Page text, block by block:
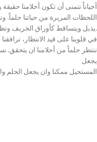
أحياناً نتمنى أن تكون أحلامنا
اللحظات المريرة من حياتنا حلماً.
يذبل ويتساقط كأوراق الخريف وتظل أحلامنا التي باتت تعيش.
في قلوبنا على قيد الانتظار،
ننتظر حلماً من أحلامنا ان يتحقق.
يجعل
المستحيل ممكنا وان يجعل الحلم